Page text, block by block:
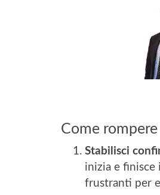
Come
Stabilisci
inizia e
frustranti per